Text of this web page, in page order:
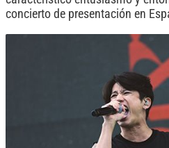
concierto de presentación en